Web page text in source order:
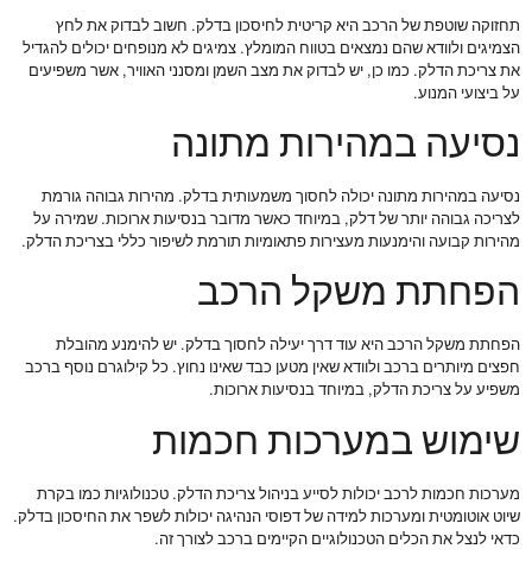
תחזוקה שוטפת של הרכב היא קריטית לחיסכון בדלק. חשוב לבדוק את לחץ
הצמיגים ולוודא שהם נמצאים בטווח המומלץ. צמיגים לא מנופחים יכולים להגדיל
את צריכת הדלק. כמו כן, יש לבדוק את מצב השמן ומסנני האוויר, אשר משפיעים
על ביצועי המנוע.
נסיעה במהירות מתונה
נסיעה במהירות מתונה יכולה לחסוך משמעותית בדלק. מהירות גבוהה גורמת
לצריכה גבוהה יותר של דלק, במיוחד כאשר מדובר בנסיעות ארוכות. שמירה על
מהירות קבועה והימנעות מעצירות פתאומיות תורמת לשיפור כללי בצריכת הדלק.
הפחתת משקל הרכב
הפחתת משקל הרכב היא עוד דרך יעילה לחסוך בדלק. יש להימנע מהובלת
חפצים מיותרים ברכב ולוודא שאין מטען כבד שאינו נחוץ. כל קילוגרם נוסף ברכב
משפיע על צריכת הדלק, במיוחד בנסיעות ארוכות.
שימוש במערכות חכמות
מערכות חכמות לרכב יכולות לסייע בניהול צריכת הדלק. טכנולוגיות כמו בקרת
שיוט אוטומטית ומערכות למידה של דפוסי הנהיגה יכולות לשפר את החיסכון בדלק.
כדאי לנצל את הכלים הטכנולוגיים הקיימים ברכב לצורך זה.